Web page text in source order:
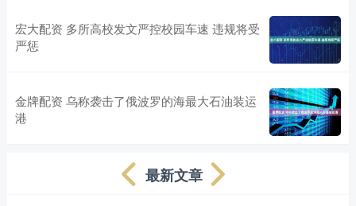
宏大配资 多所高校发文严控校园车速 违规将受
严惩
金牌配资 乌称袭击了俄波罗的海最大石油装运
港
最新文章